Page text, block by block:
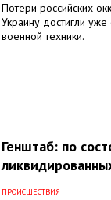
Потери российских
Украину достигли
военной техники.
Генштаб: по
ПРОИСШЕСТВИЯ